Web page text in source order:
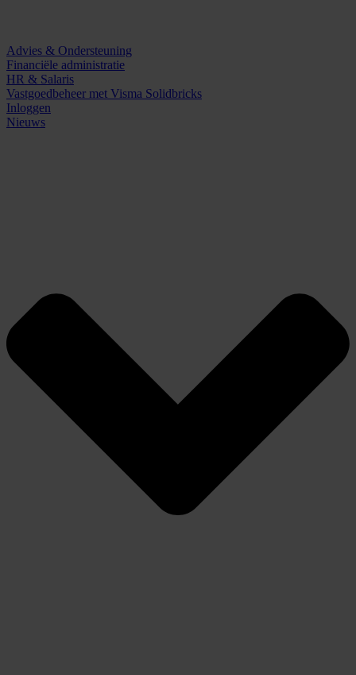
Advies & Ondersteuning
Financiële administratie
HR & Salaris
Vastgoedbeheer met Visma Solidbricks
Inloggen
Nieuws